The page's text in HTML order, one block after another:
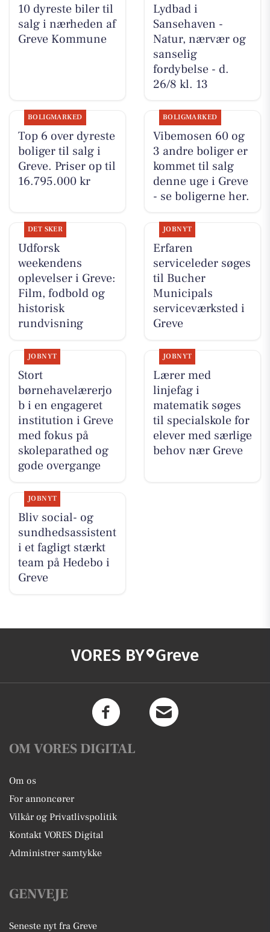
10 dyreste biler til
salg i nærheden af
Greve Kommune
Lydbad i
Sansehaven -
Natur, nærvær og
sanselig
fordybelse - d.
26/8 kl. 13
BOLIGMARKED
Top 6 over dyreste
boliger til salg i
Greve. Priser op til
16.795.000 kr
BOLIGMARKED
Vibemosen 60 og
3 andre boliger er
kommet til salg
denne uge i Greve
- se boligerne her.
DET SKER
Udforsk
weekendens
oplevelser i Greve:
Film, fodbold og
historisk
rundvisning
JOBNYT
Erfaren
serviceleder søges
til Bucher
Municipals
serviceværksted i
Greve
JOBNYT
Stort
børnehavelærerjo
b i en engageret
institution i Greve
med fokus på
skoleparathed og
gode overgange
JOBNYT
Lærer med
linjefag i
matematik søges
til specialskole for
elever med særlige
behov nær Greve
JOBNYT
Bliv social- og
sundhedsassistent
i et fagligt stærkt
team på Hedebo i
Greve
VORES BY Greve
OM VORES DIGITAL
Om os
For annoncører
Vilkår og Privatlivspolitik
Kontakt VORES Digital
Administrer samtykke
GENVEJE
Seneste nyt fra Greve